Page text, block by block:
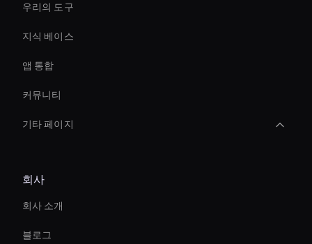
우리의 도구
지식 베이스
앱 통합
커뮤니티
기타 페이지
AI 비디오 효과 도구
AI 비디오 컬러라이제이션 툴
AI 비디오 자막 생성기
회사
회사 소개
블로그